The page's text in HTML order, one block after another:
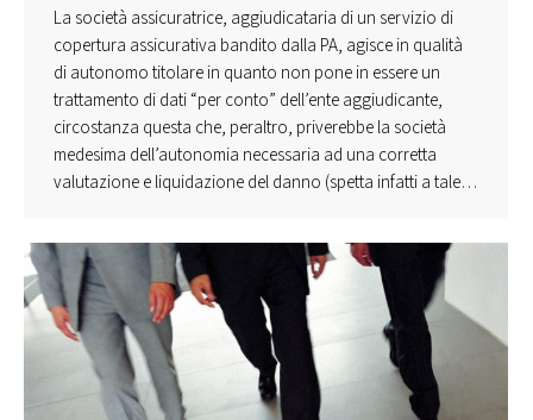
La società assicuratrice, aggiudicataria di un servizio di
copertura assicurativa bandito dalla PA, agisce in qualità
di autonomo titolare in quanto non pone in essere un
trattamento di dati “per conto” dell’ente aggiudicante,
circostanza questa che, peraltro, priverebbe la società
medesima dell’autonomia necessaria ad una corretta
valutazione e liquidazione del danno (spetta infatti a tale…